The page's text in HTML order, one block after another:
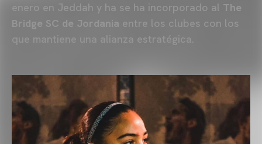
enero en Jeddah y ha se ha incorporado al The
Bridge SC de Jordania entre los clubes con los
que mantiene una alianza estratégica.